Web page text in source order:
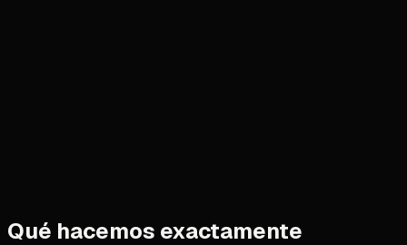
Qué hacemos exactamente